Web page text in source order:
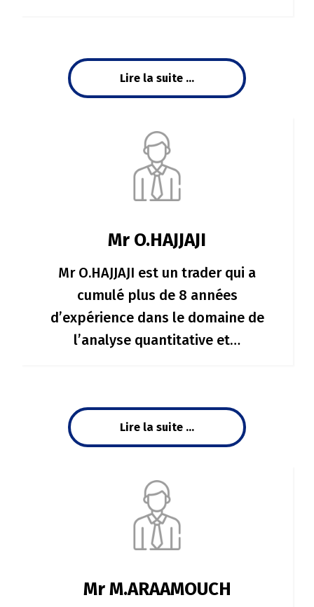
Lire la suite ...
Mr O.HAJJAJI
Mr O.HAJJAJI est un trader qui a
cumulé plus de 8 années
d’expérience dans le domaine de
l’analyse quantitative et…
Lire la suite ...
Mr M.ARAAMOUCH